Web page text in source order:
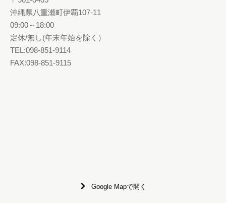
沖縄県八重瀬町伊覇107-11
09:00～18:00
定休/無し(年末年始を除く）
TEL:098-851-9114
FAX:098-851-9115
Google Mapで開く